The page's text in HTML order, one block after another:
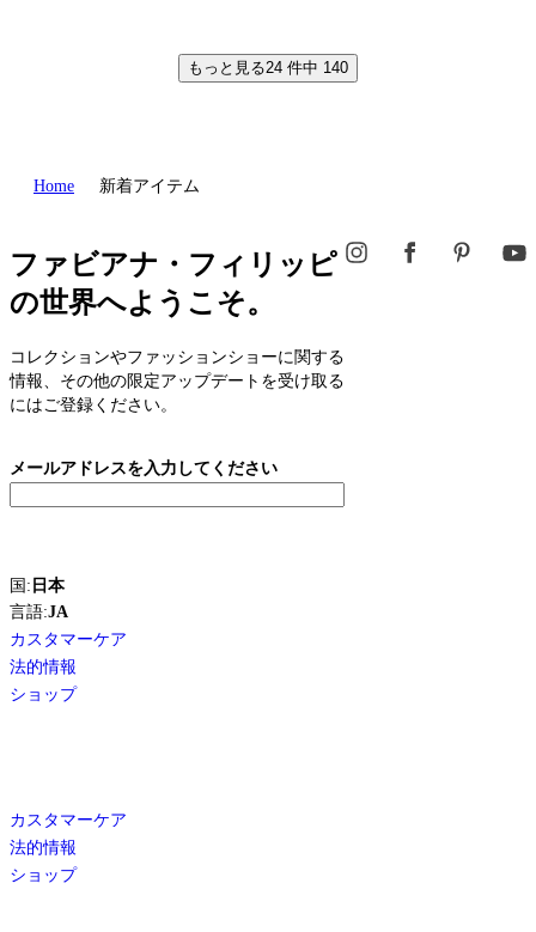
もっと見る24 件中 140
Home 新着アイテム
ファビアナ・フィリッピ
の世界へようこそ。
コレクションやファッションショーに関する
情報、その他の限定アップデートを受け取る
にはご登録ください。
メールアドレスを入力してください
国: 日本
言語:JA
カスタマーケア
法的情報
ショップ
カスタマーケア
法的情報
ショップ